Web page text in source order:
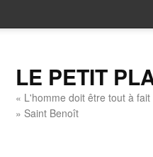
LE PETIT
« L'homme doit être tout à
» Saint Benoît